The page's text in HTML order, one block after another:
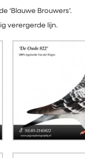
‘Blauwe Brouwers’.
verergerde lijn.